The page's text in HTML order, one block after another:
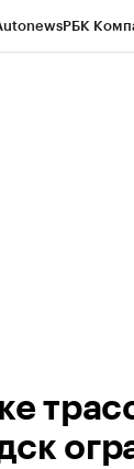
РБК